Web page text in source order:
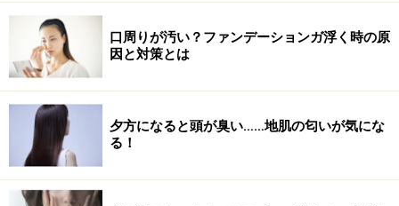
口周りが汚い？ファンデーションガ浮く時の原
因と対策とは
夕方になると頭が臭い……地肌の匂いが気にな
る！